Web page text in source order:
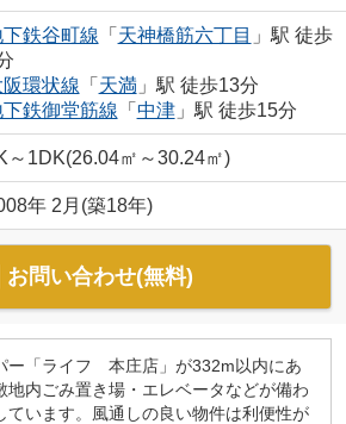
下鉄谷町線 「 天神橋筋六丁目 」駅 徒歩
阪環状線 「 天満」駅 徒歩13分
下鉄御堂筋線 「 中津」駅 徒歩15分
～1DK(26.04㎡～30.24㎡)
年 2月(築18年)
お問い合わせ(無料)
ー「ライフ 本庄店」が332m以内にあ
地内ごみ置き場・エレベータなどが備わ
ています。風通しの良い物件は利便性が